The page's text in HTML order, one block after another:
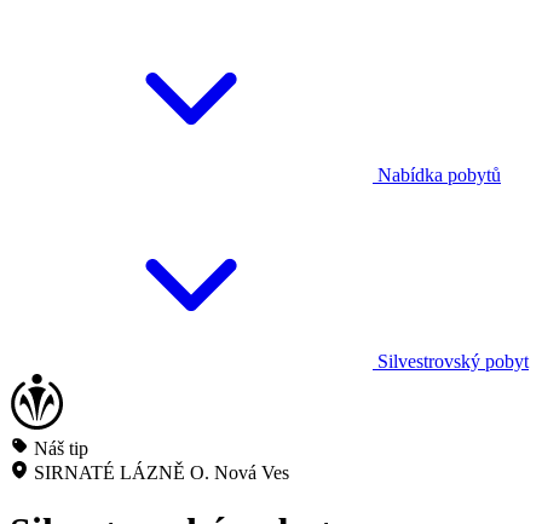
Nabídka pobytů
Silvestrovský pobyt
Náš tip
SIRNATÉ LÁZNĚ O. Nová Ves